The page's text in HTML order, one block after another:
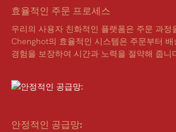
효율적인 주문 프로세스
우리의 사용자 친화적인 플랫폼은 주문 과정
Chenghot의 효율적인 시스템은 주문부터
경험을 보장하여 시간과 노력을 절약해 줍니
안정적인 공급망: